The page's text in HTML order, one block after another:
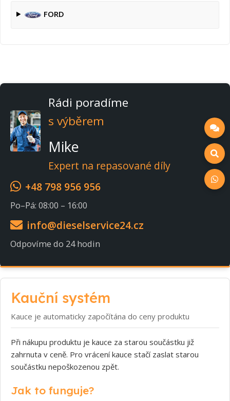
FORD
Rádi poradíme
s výběrem
Mike
Expert na repasované díly
+48 798 956 956
Po–Pá: 08:00 – 16:00
info@dieselservice24.cz
Odpovíme do 24 hodin
Kauční systém
Kauce je automaticky započítána do ceny produktu
Při nákupu produktu je kauce za starou součástku již
zahrnuta v ceně. Pro vrácení kauce stačí zaslat starou
součástku nepoškozenou zpět.
Jak to funguje?